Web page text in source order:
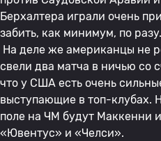
Берхалтера играли очень
забить, как минимум, по разу.
На деле же американцы не
свели два матча в ничью со
что у США есть очень
выступающие в топ-клубах.
поле на ЧМ будут Маккенни
«Ювентус» и «Челси».